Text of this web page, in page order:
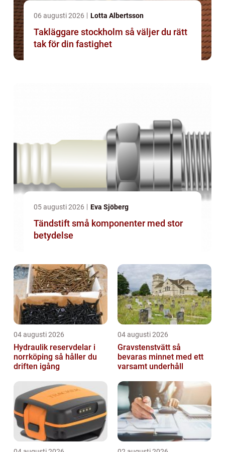
06 augusti 2026 Lotta Albertsson
Takläggare stockholm så väljer du rätt
tak för din fastighet
05 augusti 2026 Eva Sjöberg
Tändstift små komponenter med stor
betydelse
04 augusti 2026
Hydraulik reservdelar i
norrköping så håller du
driften igång
04 augusti 2026
Gravstenstvätt så
bevaras minnet med ett
varsamt underhåll